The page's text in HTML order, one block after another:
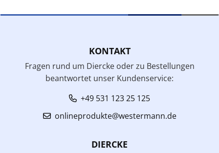
KONTAKT
Fragen rund um Diercke oder zu Bestellungen
beantwortet unser Kundenservice:
+49 531 123 25 125
onlineprodukte@westermann.de
DIERCKE